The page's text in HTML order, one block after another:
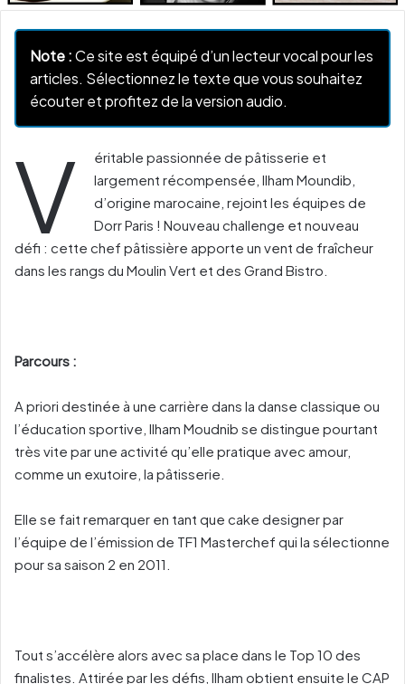
Note :Ce site est équipé d’un lecteur vocal pour les
articles. Sélectionnez le texte que vous souhaitez
écouter et profitez de la version audio.
V
éritable passionnée de pâtisserie et
largement récompensée, Ilham Moundib,
d’origine marocaine, rejoint les équipes de
Dorr Paris ! Nouveau challenge et nouveau
défi : cette chef pâtissière apporte un vent de fraîcheur
dans les rangs du Moulin Vert et des Grand Bistro.
Parcours :
A priori destinée à une carrière dans la danse classique ou
l’éducation sportive, Ilham Moudnib se distingue pourtant
très vite par une activité qu’elle pratique avec amour,
comme un exutoire, la pâtisserie.
Elle se fait remarquer en tant que cake designer par
l’équipe de l’émission de TF1 Masterchef qui la sélectionne
pour sa saison 2 en 2011.
Tout s’accélère alors avec sa place dans le Top 10 des
finalistes. Attirée par les défis, Ilham obtient ensuite le CAP